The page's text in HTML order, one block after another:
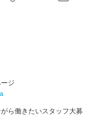
ジ
ら働きたいスタッフ大募